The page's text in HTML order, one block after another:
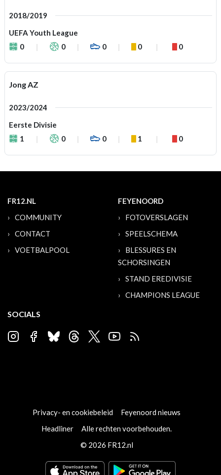
2018/2019
UEFA Youth League
0
0 0 0 0
Jong AZ
2023/2024
Eerste Divisie
1
0 0 1 0
FR12.NL
COMMUNITY
CONTACT
VOETBALPOOL
FEYENOORD
FOTOVERSLAGEN
SPEELSCHEMA
BLESSURES EN
SCHORSINGEN
STAND EREDIVISIE
CHAMPIONS LEAGUE
SOCIALS
Privacy- en cookiebeleid
Feyenoord nieuws
Headliner
Alle rechten voorbehouden.
© 2026 FR12.nl